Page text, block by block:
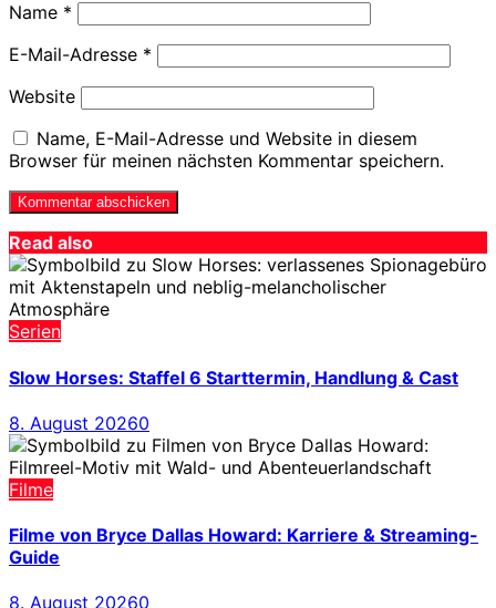
Name *
E-Mail-Adresse *
Website
Name, E-Mail-Adresse und Website in diesem
Browser für meinen nächsten Kommentar speichern.
Read also
Serien
Slow Horses: Staffel 6 Starttermin, Handlung & Cast
8. August 20260
Filme
Filme von Bryce Dallas Howard: Karriere & Streaming-
Guide
8. August 20260